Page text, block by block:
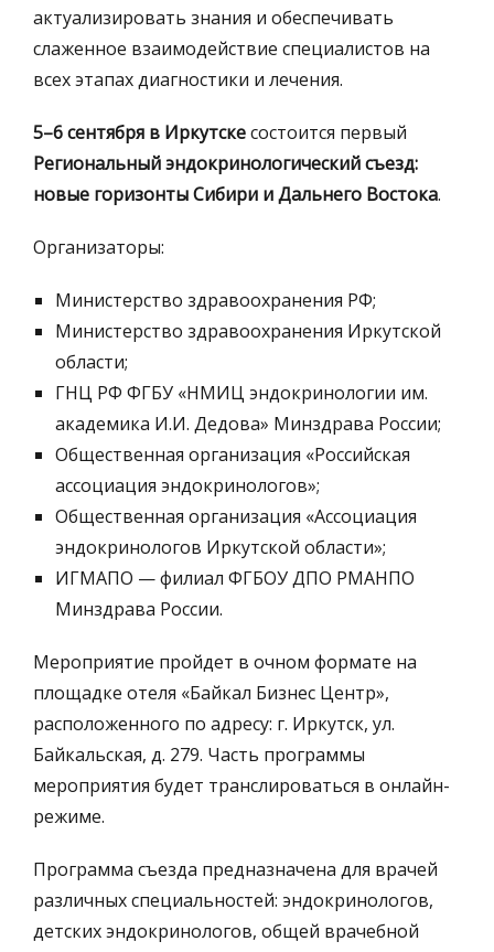
актуализировать знания и обеспечивать
слаженное взаимодействие специалистов на
всех этапах диагностики и лечения.
5–6 сентября в Иркутскесостоится первый
Региональный эндокринологический съезд:
новые горизонты Сибири и Дальнего Востока.
Организаторы:
Министерство здравоохранения РФ;
Министерство здравоохранения Иркутской
области;
ГНЦ РФ ФГБУ «НМИЦ эндокринологии им.
академика И.И. Дедова» Минздрава России;
Общественная организация «Российская
ассоциация эндокринологов»;
Общественная организация «Ассоциация
эндокринологов Иркутской области»;
ИГМАПО — филиал ФГБОУ ДПО РМАНПО
Минздрава России.
Мероприятие пройдет в очном формате на
площадке отеля «Байкал Бизнес Центр»,
расположенного по адресу: г. Иркутск, ул.
Байкальская, д. 279. Часть программы
мероприятия будет транслироваться в онлайн-
режиме.
Программа съезда предназначена для врачей
различных специальностей: эндокринологов,
детских эндокринологов, общей врачебной